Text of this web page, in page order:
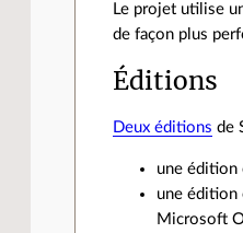
Le projet utilise
de façon plus
Éditions
Deux éditions de
une édition
une édition
Microsoft